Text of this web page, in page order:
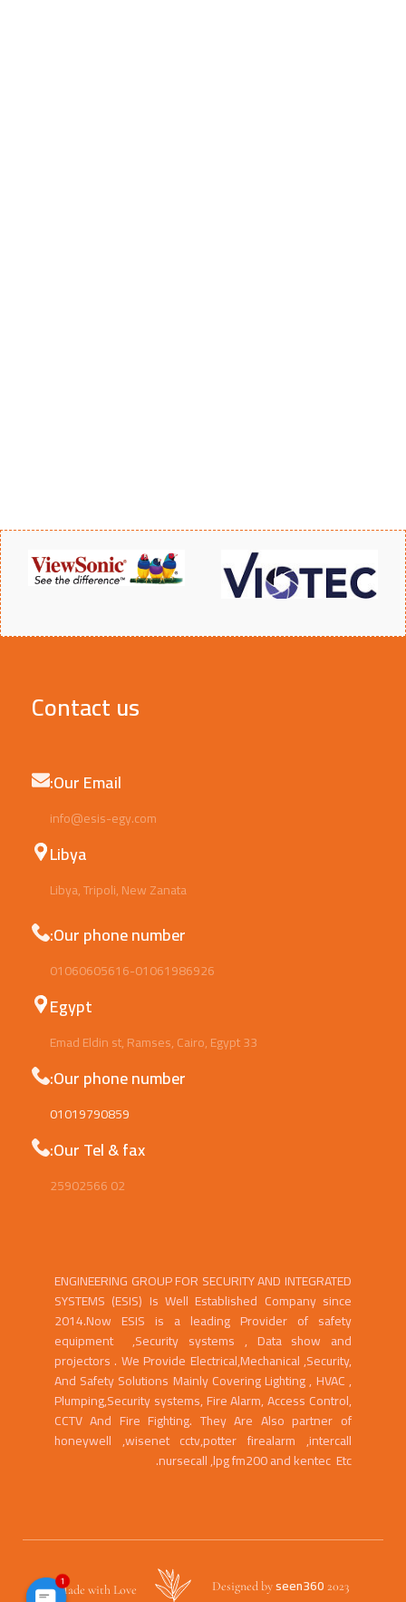
Contact us
Our Email:
info@esis-egy.com
Libya
Libya, Tripoli, New Zanata
Our phone number:
01060605616-01061986926
Egypt
33 Emad Eldin st, Ramses, Cairo, Egypt
Our phone number:
01019790859
Our Tel & fax:
02 25902566
ENGINEERING GROUP FOR SECURITY AND INTEGRATED
SYSTEMS (ESIS) Is Well Established Company since
2014.Now ESIS is a leading Provider of safety
equipment ,Security systems , Data show and
projectors . We Provide Electrical,Mechanical ,Security,
And Safety Solutions Mainly Covering Lighting , HVAC ,
Plumping,Security systems, Fire Alarm, Access Control,
CCTV And Fire Fighting. They Are Also partner of
honeywell ,wisenet cctv,potter firealarm ,intercall
nursecall ,lpg fm200 and kentec Etc.
Designed byseen360 2023
Made with Love
1